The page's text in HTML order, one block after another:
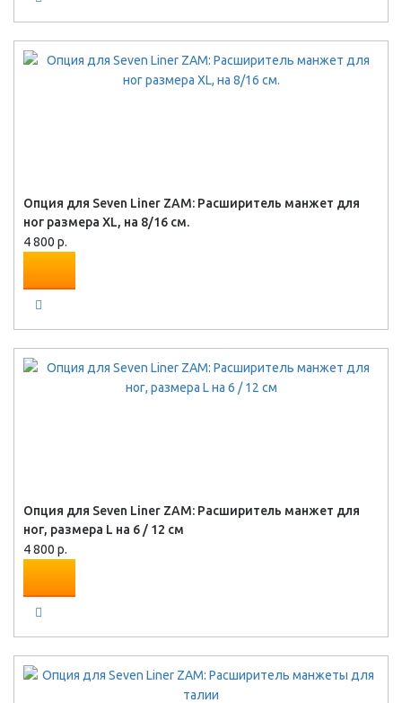
Опция для Seven Liner ZAM: Расширитель манжет для
ног размера XL, на 8/16 см.
4 800 р.
Опция для Seven Liner ZAM: Расширитель манжет для
ног, размера L на 6 / 12 см
4 800 р.